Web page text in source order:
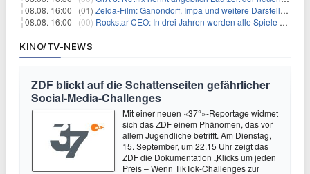
08.08. 16:00 | (01) Zelda-Film: Ganondorf, Impa und weitere Darsteller sollen feststehen
08.08. 16:00 | (00) Rockstar-CEO: In drei Jahren werden alle Spiele gestreamt
KINO/TV-NEWS
ZDF blickt auf die Schattenseiten gefährlicher
Social-Media-Challenges
Mit einer neuen «37°»-Reportage widmet
sich das ZDF einem Phänomen, das vor
allem Jugendliche betrifft. Am Dienstag,
15. September, um 22.15 Uhr zeigt das
ZDF die Dokumentation „Klicks um jeden
Preis – Wenn TikTok-Challenges zur